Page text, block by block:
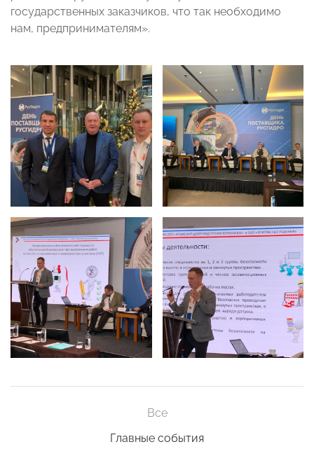
государственных заказчиков, что так необходимо
нам, предпринимателям».
Все
Главные события